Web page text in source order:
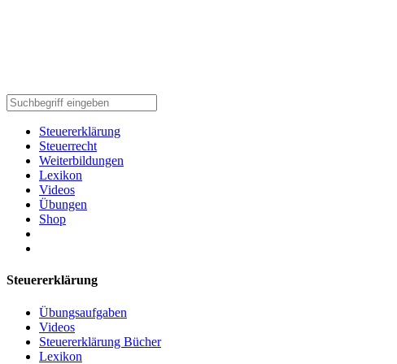
Steuererklärung
Steuerrecht
Weiterbildungen
Lexikon
Videos
Übungen
Shop
Steuererklärung
Übungsaufgaben
Videos
Steuererklärung Bücher
Lexikon